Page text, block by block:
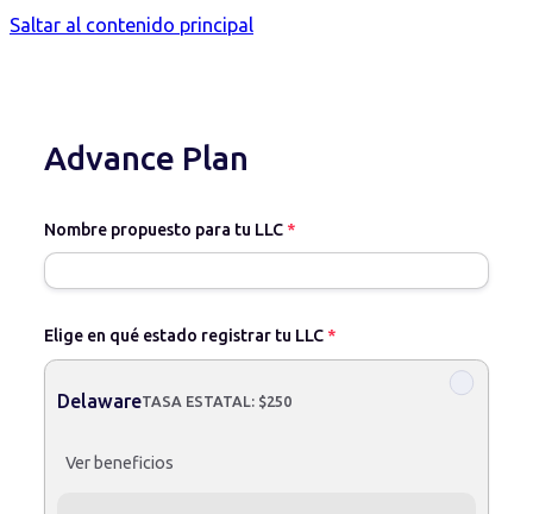
Saltar al contenido principal
Advance Plan
Nombre propuesto para tu LLC *
Elige en qué estado registrar tu LLC *
DelawareTASA ESTATAL: $250
Ver beneficios